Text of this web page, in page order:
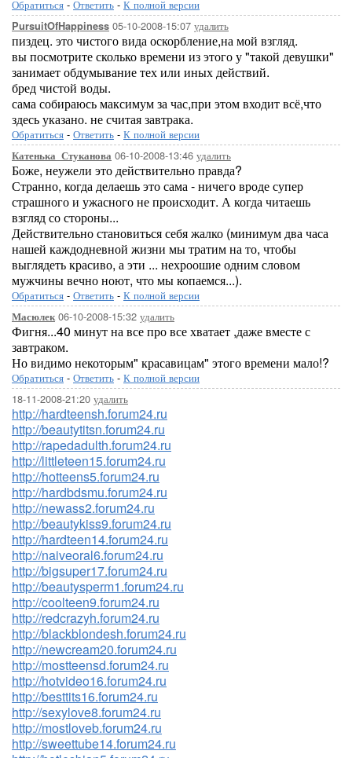
Обратиться - Ответить - К полной версии
PursuitOfHappiness 05-10-2008-15:07 удалить
пиздец. это чистого вида оскорбление,на мой взгляд.
вы посмотрите сколько времени из этого у "такой девушки"
занимает обдумывание тех или иных действий.
бред чистой воды.
сама собираюсь максимум за час,при этом входит всё,что
здесь указано. не считая завтрака.
Обратиться - Ответить - К полной версии
Катенька_Стуканова 06-10-2008-13:46 удалить
Боже, неужели это действительно правда?
Странно, когда делаешь это сама - ничего вроде супер
страшного и ужасного не происходит. А когда читаешь
взгляд со стороны...
Действительно становиться себя жалко (минимум два часа
нашей каждодневной жизни мы тратим на то, чтобы
выглядеть красиво, а эти ... нехроошие одним словом
мужчины вечно ноют, что мы копаемся...).
Обратиться - Ответить - К полной версии
Масюлек06-10-2008-15:32 удалить
Фигня...40 минут на все про все хватает ,даже вместе с
завтраком.
Но видимо некоторым" красавицам" этого времени мало!?
Обратиться - Ответить - К полной версии
18-11-2008-21:20 удалить
http://hardteensh.forum24.ru
http://beautytitsn.forum24.ru
http://rapedadulth.forum24.ru
http://littleteen15.forum24.ru
http://hotteens5.forum24.ru
http://hardbdsmu.forum24.ru
http://newass2.forum24.ru
http://beautykiss9.forum24.ru
http://hardteen14.forum24.ru
http://naiveoral6.forum24.ru
http://bigsuper17.forum24.ru
http://beautysperm1.forum24.ru
http://coolteen9.forum24.ru
http://redcrazyh.forum24.ru
http://blackblondesh.forum24.ru
http://newcream20.forum24.ru
http://mostteensd.forum24.ru
http://hotvideo16.forum24.ru
http://besttits16.forum24.ru
http://sexylove8.forum24.ru
http://mostloveb.forum24.ru
http://sweettube14.forum24.ru